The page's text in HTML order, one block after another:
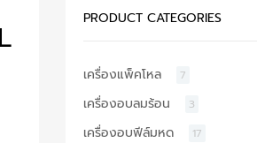
PRODUCT CATEGORIES
เครื่องแพ็คโหล 7
เครื่องอบลมร้อน 3
เครื่องอบฟีล์มหด 17